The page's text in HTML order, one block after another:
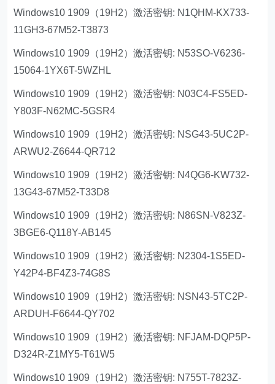
Windows10 1909（19H2）激活密钥: N1QHM-KX733-
11GH3-67M52-T3873
Windows10 1909（19H2）激活密钥: N53SO-V6236-
15064-1YX6T-5WZHL
Windows10 1909（19H2）激活密钥: N03C4-FS5ED-
Y803F-N62MC-5GSR4
Windows10 1909（19H2）激活密钥: NSG43-5UC2P-
ARWU2-Z6644-QR712
Windows10 1909（19H2）激活密钥: N4QG6-KW732-
13G43-67M52-T33D8
Windows10 1909（19H2）激活密钥: N86SN-V823Z-
3BGE6-Q118Y-AB145
Windows10 1909（19H2）激活密钥: N2304-1S5ED-
Y42P4-BF4Z3-74G8S
Windows10 1909（19H2）激活密钥: NSN43-5TC2P-
ARDUH-F6644-QY702
Windows10 1909（19H2）激活密钥: NFJAM-DQP5P-
D324R-Z1MY5-T61W5
Windows10 1909（19H2）激活密钥: N755T-7823Z-